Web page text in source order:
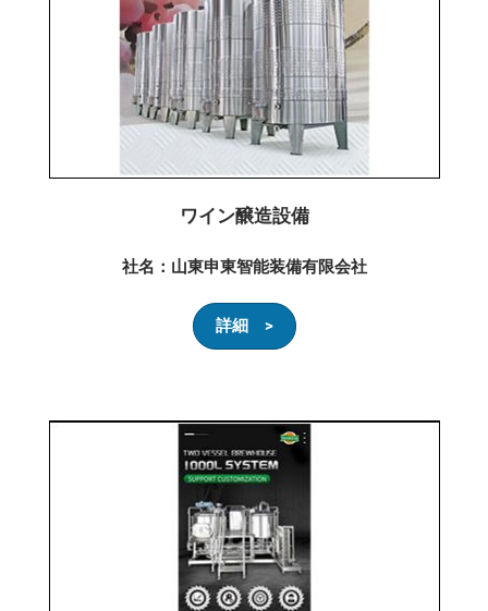
ワイン醸造設備
社名：山東申東智能装備有限会社
詳細 >